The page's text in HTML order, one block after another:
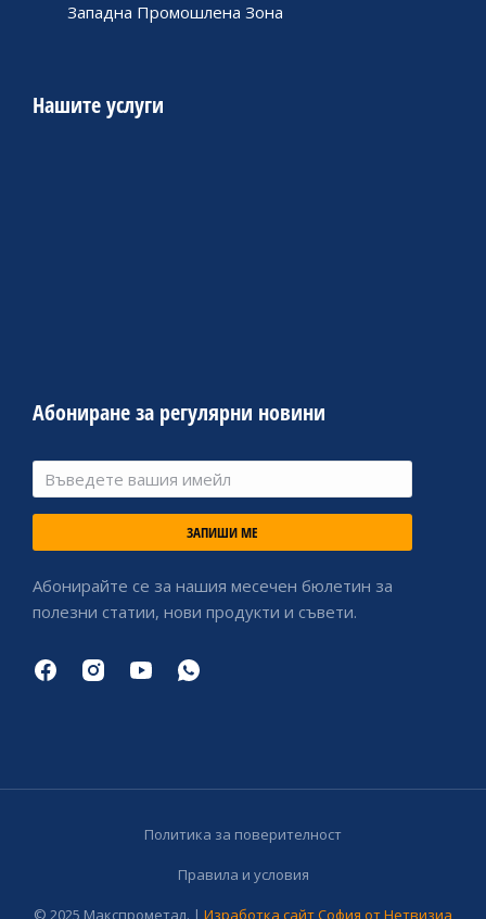
Западна Промошлена Зона
Нашите услуги
Абониране за регулярни новини
ЗАПИШИ МЕ
Абонирайте се за нашия месечен бюлетин за
полезни статии, нови продукти и съвети.
© 2025 Макспрометал. | Изработка сайт София от Нетвизиа
Политика за поверителност
Правила и условия